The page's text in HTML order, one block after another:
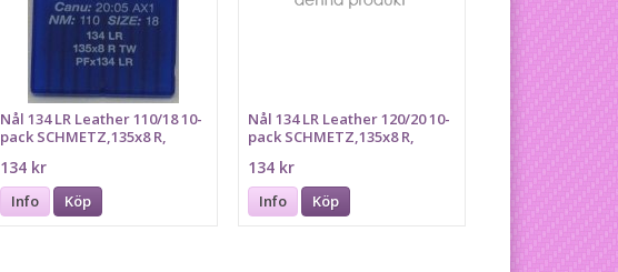
Nål 134 LR Leather 110/18 10-
pack SCHMETZ,135x8 R,
134 kr
Info Köp
Nål 134 LR Leather 120/20 10-
pack SCHMETZ,135x8 R,
134 kr
Info Köp